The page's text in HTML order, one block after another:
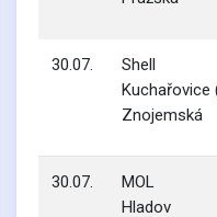
30.07.
Shell
Kuchařovice
Znojemská
30.07.
MOL
Hladov